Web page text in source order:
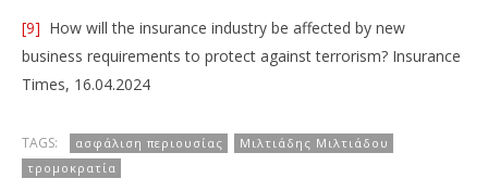
[9] How will the insurance industry be affected by new
business requirements to protect against terrorism? Insurance
Times, 16.04.2024
TAGS: ασφάλιση περιουσίας
Μιλτιάδης Μιλτιάδου
τρομοκρατία